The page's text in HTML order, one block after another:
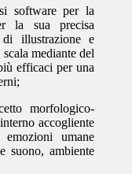
software per la
la sua precisa
di illustrazione e
mediante del
efficaci per una
morfologico-
accogliente
umane
suono, ambiente